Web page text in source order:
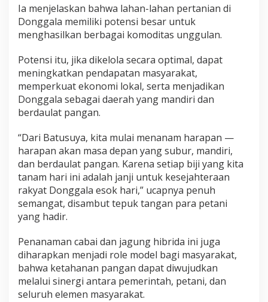
d
r
i
n
P
n
g
a
Ia menjelaskan bahwa lahan-lahan pertanian di
Donggala memiliki potensi besar untuk
menghasilkan berbagai komoditas unggulan.
Potensi itu, jika dikelola secara optimal, dapat
meningkatkan pendapatan masyarakat,
memperkuat ekonomi lokal, serta menjadikan
Donggala sebagai daerah yang mandiri dan
berdaulat pangan.
“Dari Batusuya, kita mulai menanam harapan —
harapan akan masa depan yang subur, mandiri,
dan berdaulat pangan. Karena setiap biji yang kita
tanam hari ini adalah janji untuk kesejahteraan
rakyat Donggala esok hari,” ucapnya penuh
semangat, disambut tepuk tangan para petani
yang hadir.
Penanaman cabai dan jagung hibrida ini juga
diharapkan menjadi role model bagi masyarakat,
bahwa ketahanan pangan dapat diwujudkan
melalui sinergi antara pemerintah, petani, dan
seluruh elemen masyarakat.